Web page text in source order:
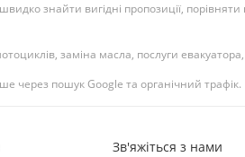
знайти вигідні пропозиції,
заміна масла, послуги евакуатора,
через пошук Google та органічний трафік.
Зв'яжіться з нами